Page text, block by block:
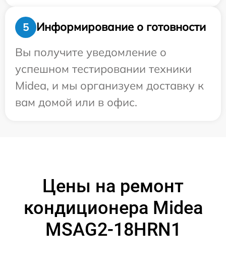
5
Информирование о готовности
Вы получите уведомление о
успешном тестировании техники
Midea, и мы организуем доставку к
вам домой или в офис.
Цены на ремонт
кондиционера Midea
MSAG2-18HRN1